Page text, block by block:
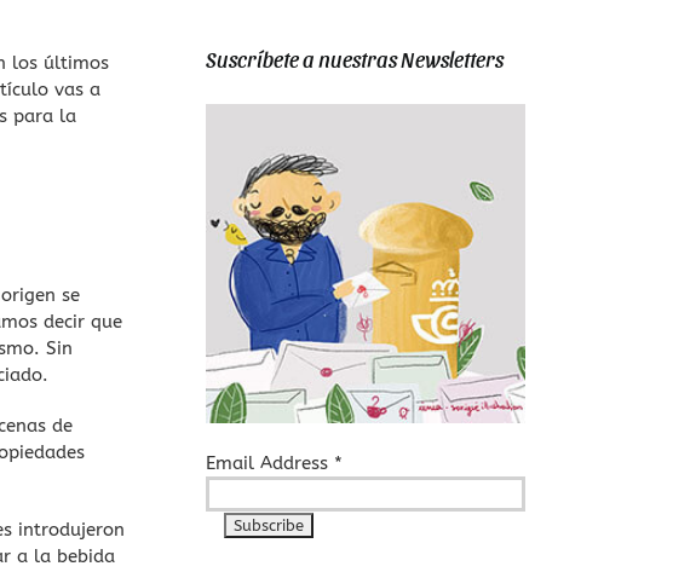
los últimos
vas a
para la
se
decir que
Sin
de
introdujeron
a la bebida
Suscríbete a nuestras Newsletters
Email Address *